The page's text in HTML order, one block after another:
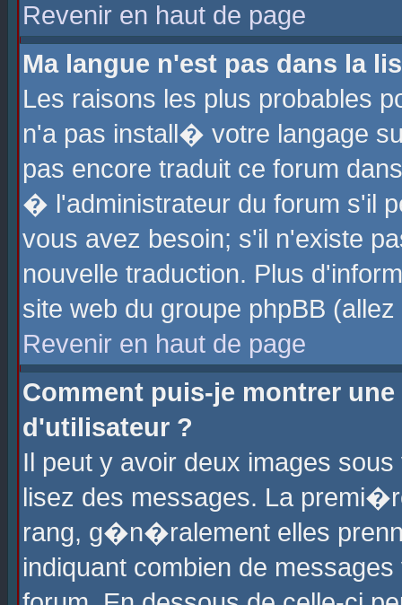
Revenir en haut de page
Ma langue n'est pas dans la
Les raisons les plus probables
n'a pas install� votre langage
pas encore traduit ce forum
� l'administrateur du forum s'il
vous avez besoin; s'il n'existe
nouvelle traduction. Plus
site web du groupe phpBB
Revenir en haut de page
Comment puis-je montrer
d'utilisateur ?
Il peut y avoir deux images
lisez des messages. La
rang, g�n�ralement elles
indiquant combien de